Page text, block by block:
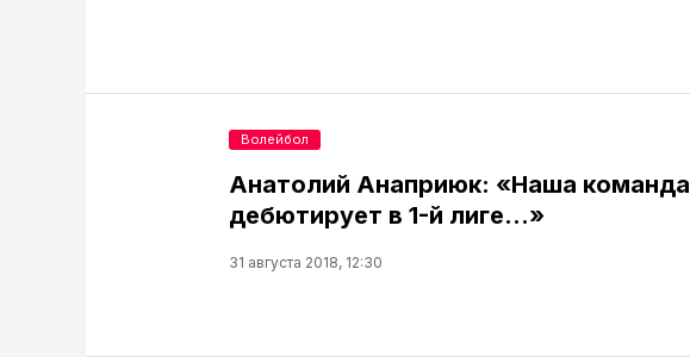
Анатолий Анаприюк: «Наша команда
дебютирует в 1-й лиге…»
31 августа 2018, 12:30
Волейбол